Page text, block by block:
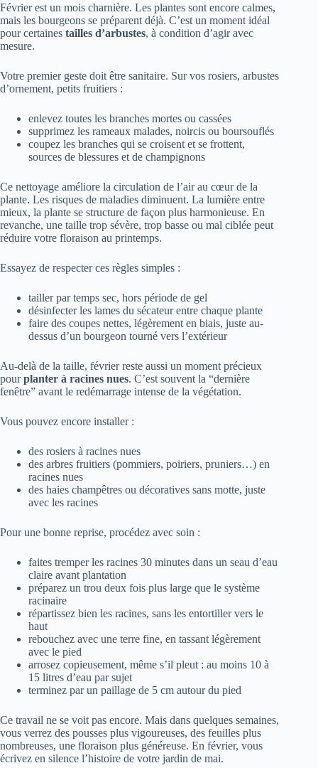
Février est un mois charnière. Les plantes sont encore calmes,
mais les bourgeons se préparent déjà. C’est un moment idéal
pour certaines tailles d’arbustes, à condition d’agir avec
mesure.
Votre premier geste doit être sanitaire. Sur vos rosiers, arbustes
d’ornement, petits fruitiers :
enlevez toutes les branches mortes ou cassées
supprimez les rameaux malades, noircis ou boursouflés
coupez les branches qui se croisent et se frottent,
sources de blessures et de champignons
Ce nettoyage améliore la circulation de l’air au cœur de la
plante. Les risques de maladies diminuent. La lumière entre
mieux, la plante se structure de façon plus harmonieuse. En
revanche, une taille trop sévère, trop basse ou mal ciblée peut
réduire votre floraison au printemps.
Essayez de respecter ces règles simples :
tailler par temps sec, hors période de gel
désinfecter les lames du sécateur entre chaque plante
faire des coupes nettes, légèrement en biais, juste au-
dessus d’un bourgeon tourné vers l’extérieur
Au-delà de la taille, février reste aussi un moment précieux
pourplanter à racines nues. C’est souvent la “dernière
fenêtre” avant le redémarrage intense de la végétation.
Vous pouvez encore installer :
des rosiers à racines nues
des arbres fruitiers (pommiers, poiriers, pruniers…) en
racines nues
des haies champêtres ou décoratives sans motte, juste
avec les racines
Pour une bonne reprise, procédez avec soin :
faites tremper les racines 30 minutes dans un seau d’eau
claire avant plantation
préparez un trou deux fois plus large que le système
racinaire
répartissez bien les racines, sans les entortiller vers le
haut
rebouchez avec une terre fine, en tassant légèrement
avec le pied
arrosez copieusement, même s’il pleut : au moins 10 à
15 litres d’eau par sujet
terminez par un paillage de 5 cm autour du pied
Ce travail ne se voit pas encore. Mais dans quelques semaines,
vous verrez des pousses plus vigoureuses, des feuilles plus
nombreuses, une floraison plus généreuse. En février, vous
écrivez en silence l’histoire de votre jardin de mai.